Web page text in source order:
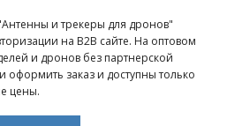
и трекеры для дронов"
на B2B сайте. На оптовом
и дронов без партнерской
оформить заказ и доступны только
цены.